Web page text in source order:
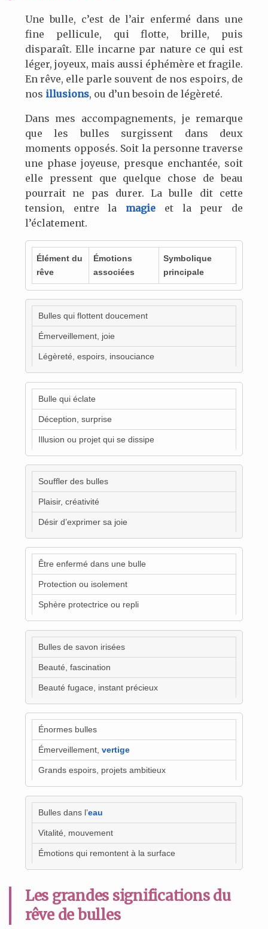
Une bulle, c’est de l’air enfermé dans une
fine pellicule, qui flotte, brille, puis
disparaît. Elle incarne par nature ce qui est
léger, joyeux, mais aussi éphémère et fragile.
En rêve, elle parle souvent de nos espoirs, de
nos illusions, ou d’un besoin de légèreté.
Dans mes accompagnements, je remarque
que les bulles surgissent dans deux
moments opposés. Soit la personne traverse
une phase joyeuse, presque enchantée, soit
elle pressent que quelque chose de beau
pourrait ne pas durer. La bulle dit cette
tension, entre la magie et la peur de
l’éclatement.
Élément du
rêve
Émotions
associées
Symbolique
principale
Bulles qui flottent doucement
Émerveillement, joie
Légèreté, espoirs, insouciance
Bulle qui éclate
Déception, surprise
Illusion ou projet qui se dissipe
Souffler des bulles
Plaisir, créativité
Désir d’exprimer sa joie
Être enfermé dans une bulle
Protection ou isolement
Sphère protectrice ou repli
Bulles de savon irisées
Beauté, fascination
Beauté fugace, instant précieux
Énormes bulles
Émerveillement, vertige
Grands espoirs, projets ambitieux
Bulles dans l’eau
Vitalité, mouvement
Émotions qui remontent à la surface
Les grandes significations du
rêve de bulles